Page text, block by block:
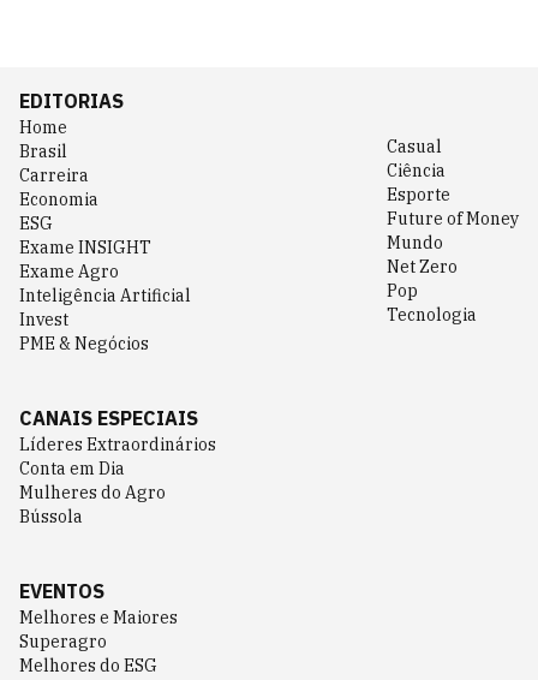
EDITORIAS
Home
Brasil
Carreira
Economia
ESG
Exame INSIGHT
Exame Agro
Inteligência Artificial
Invest
PME & Negócios
Casual
Ciência
Esporte
Future of Money
Mundo
Net Zero
Pop
Tecnologia
CANAIS ESPECIAIS
Líderes Extraordinários
Conta em Dia
Mulheres do Agro
Bússola
EVENTOS
Melhores e Maiores
Superagro
Melhores do ESG